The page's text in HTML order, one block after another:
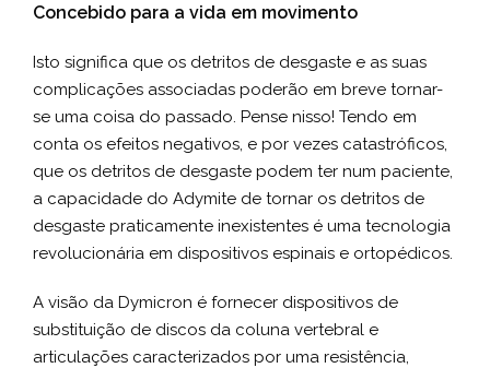
Concebido para a vida em movimento
Isto significa que os detritos de desgaste e as suas
complicações associadas poderão em breve tornar-
se uma coisa do passado. Pense nisso! Tendo em
conta os efeitos negativos, e por vezes catastróficos,
que os detritos de desgaste podem ter num paciente,
a capacidade do Adymite de tornar os detritos de
desgaste praticamente inexistentes é uma tecnologia
revolucionária em dispositivos espinais e ortopédicos.
A visão da Dymicron é fornecer dispositivos de
substituição de discos da coluna vertebral e
articulações caracterizados por uma resistência,